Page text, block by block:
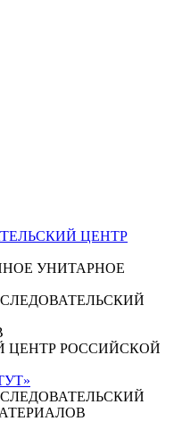
ЦЕНТР
УНИТАРНОЕ
ЦЕНТР РОССИЙСКОЙ